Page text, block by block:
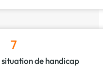
7
de handicap